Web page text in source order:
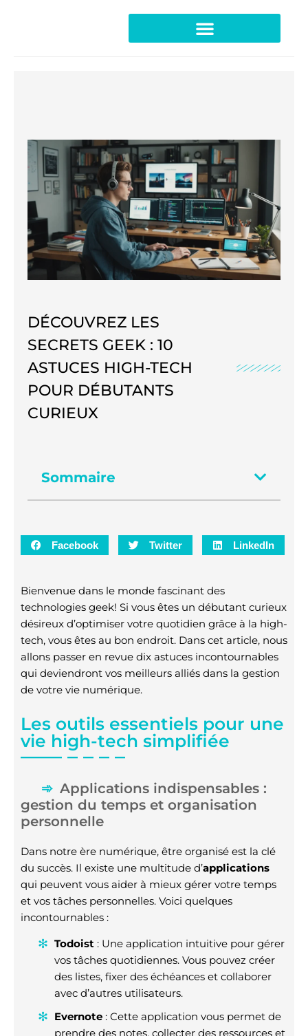
DÉCOUVREZ LES
SECRETS GEEK : 10
ASTUCES HIGH-TECH
POUR DÉBUTANTS
CURIEUX
Sommaire
Facebook Twitter LinkedIn
Bienvenue dans le monde fascinant des
technologies geek! Si vous êtes un débutant curieux
désireux d’optimiser votre quotidien grâce à la high-
tech, vous êtes au bon endroit. Dans cet article, nous
allons passer en revue dix astuces incontournables
qui deviendront vos meilleurs alliés dans la gestion
de votre vie numérique.
Les outils essentiels pour une
vie high-tech simplifiée
Applications indispensables :
gestion du temps et organisation
personnelle
Dans notre ère numérique, être organisé est la clé
du succès. Il existe une multitude d’applications
qui peuvent vous aider à mieux gérer votre temps
et vos tâches personnelles. Voici quelques
incontournables :
Todoist : Une application intuitive pour gérer
vos tâches quotidiennes. Vous pouvez créer
des listes, fixer des échéances et collaborer
avec d’autres utilisateurs.
Evernote : Cette application vous permet de
prendre des notes, collecter des ressources et